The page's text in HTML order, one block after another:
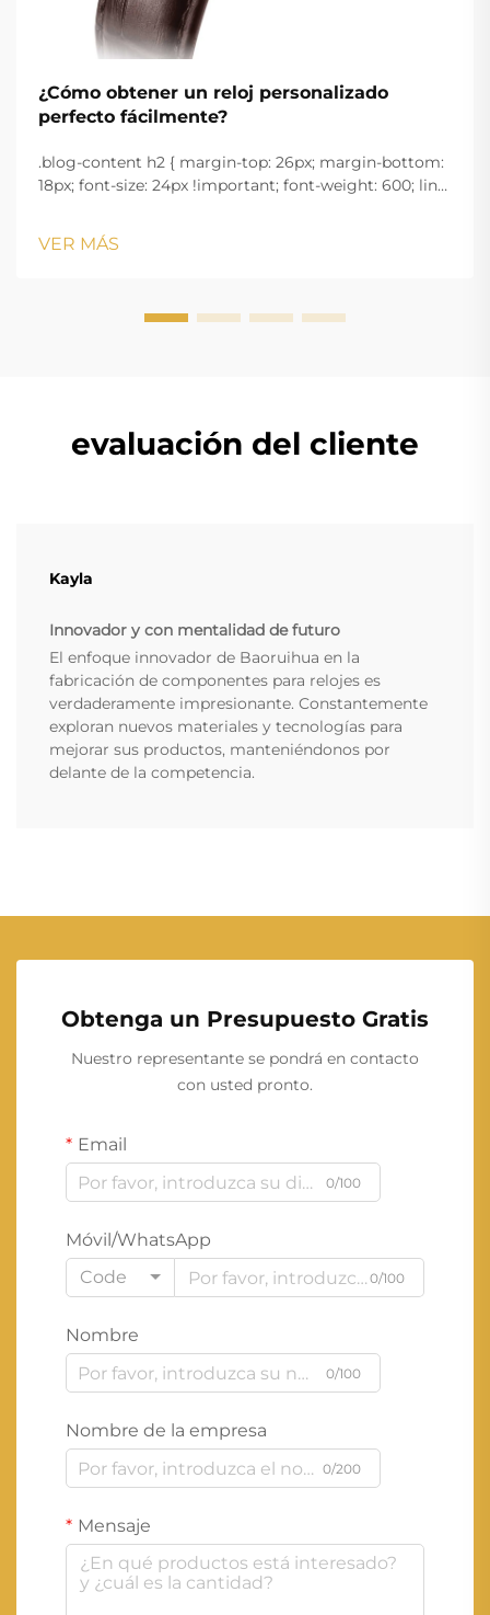
¿Cómo obtener un reloj personalizado
perfecto fácilmente?
.blog-content h2 { margin-top: 26px; margin-bottom:
18px; font-size: 24px !important; font-weight: 600; line-
margin-bottom: 18px; font-size: 20px !important; font-
w...
VER MÁS
evaluación del cliente
Kayla
Innovador y con mentalidad de futuro
El enfoque innovador de Baoruihua en la
fabricación de componentes para relojes es
verdaderamente impresionante. Constantemente
exploran nuevos materiales y tecnologías para
mejorar sus productos, manteniéndonos por
delante de la competencia.
Obtenga un Presupuesto Gratis
Nuestro representante se pondrá en contacto
con usted pronto.
Email
0/100
Móvil/WhatsApp
Code
0/100
Nombre
0/100
Nombre de la empresa
0/200
Mensaje